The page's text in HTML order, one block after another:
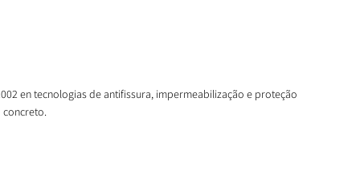
en tecnologias de antifissura, impermeabilização e proteção